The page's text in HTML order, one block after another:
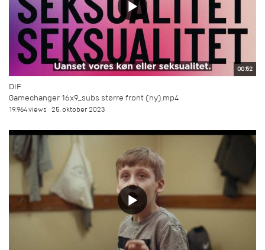
00:52
DIF
Gamechanger 16x9_subs større front (ny).mp4
19.964 views 25. oktober 2023